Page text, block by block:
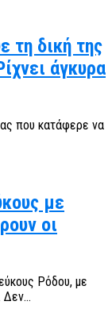
τη δική της
άγκυρα
που κατάφερε να
με
οι
Ρόδου, με
Δεν...